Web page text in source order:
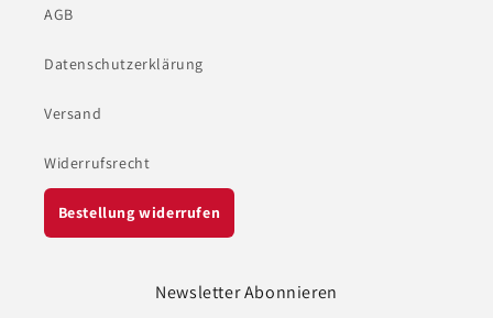
AGB
Datenschutzerklärung
Versand
Widerrufsrecht
Bestellung widerrufen
Newsletter Abonnieren